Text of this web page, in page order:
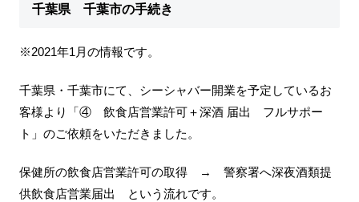
千葉県 千葉市の手続き
※2021年1月の情報です。
千葉県・千葉市にて、シーシャバー開業を予定しているお
客様より「④ 飲食店営業許可＋深酒 届出 フルサポー
ト」のご依頼をいただきました。
保健所の飲食店営業許可の取得 → 警察署へ深夜酒類提
供飲食店営業届出 という流れです。